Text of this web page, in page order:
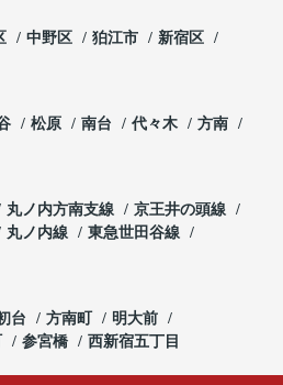
中野区 狛江市
新宿区
松原 南台 代々木
方南
丸ノ内方南支線
京王井の頭線
丸ノ内線
東急世田谷線
台 方南町
明大前
参宮橋 西新宿五丁目